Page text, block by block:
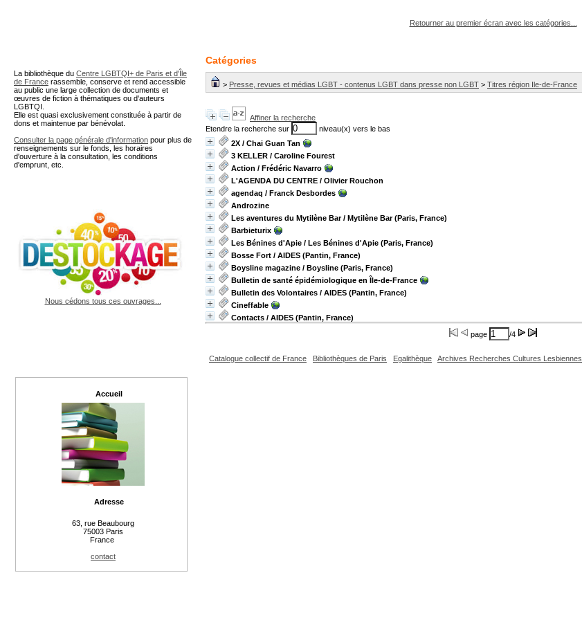
Retourner au premier écran avec les catégories...
Catégories
> Presse, revues et médias LGBT - contenus LGBT dans presse non LGBT > Titres région Ile-de-France
Affiner la recherche
Etendre la recherche sur
niveau(x) vers le bas
2X / Chai Guan Tan
3 KELLER / Caroline Fourest
Action / Frédéric Navarro
L'AGENDA DU CENTRE / Olivier Rouchon
agendaq / Franck Desbordes
Androzine
Les aventures du Mytilène Bar/ Mytilène Bar (Paris, France)
Barbieturix
Les Bénines d'Apie / Les Bénines d'Apie (Paris, France)
Bosse Fort / AIDES (Pantin, France)
Boysline magazine / Boysline (Paris, France)
Bulletin de santé épidémiologique en Île-de-France
Bulletin des Volontaires / AIDES (Pantin, France)
Cineffable
Contacts / AIDES (Pantin, France)
page
/4
Catalogue collectif de France Bibliothèques de Paris Egalithèque Archives Recherches Cultures Lesbiennes
La bibliothèque du Centre LGBTQI+ de Paris et d'Île
de France rassemble, conserve et rend accessible
au public une large collection de documents et
œuvres de fiction à thématiques ou d'auteurs
LGBTQI.
Elle est quasi exclusivement constituée à partir de
dons et maintenue par bénévolat.
Consulter la page générale d'information pour plus de
renseignements sur le fonds, les horaires
d'ouverture à la consultation, les conditions
d'emprunt, etc.
Nous cédons tous ces ouvrages...
Accueil
Adresse
63, rue Beaubourg
75003 Paris
France
contact